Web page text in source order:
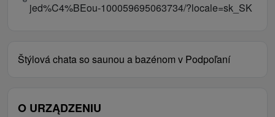
jed%C4%BEou-100059695063734/?locale=sk_SK
Štýlová chata so saunou a bazénom v Podpoľaní
O URZĄDZENIU